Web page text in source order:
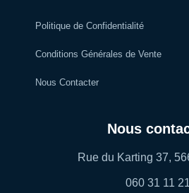
Politique de Confidentialité
Conditions Générales de Vente
Nous Contacter
Nous
Rue du Karting 37,
060 31 11 21